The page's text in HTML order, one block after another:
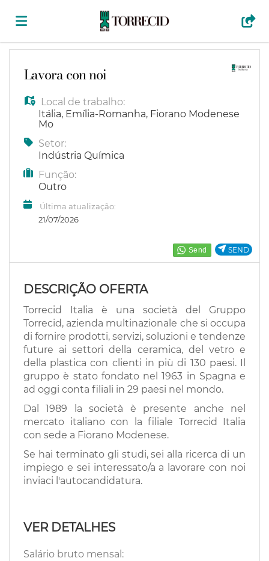
inicial
Ofertas
de
emprego
Regista-
te
Iniciar
FR
IT
DE
ES
PT
SEND
Lavora con noi
Local de trabalho:
Itália, Emília-Romanha, Fiorano Modenese
Mo
Setor:
Indústria Química
Função:
Outro
Última atualização:
21/07/2026
DESCRIÇÃO OFERTA
Torrecid Italia è una società del Gruppo
Torrecid, azienda multinazionale che si occupa
di fornire prodotti, servizi, soluzioni e tendenze
future ai settori della ceramica, del vetro e
della plastica con clienti in più di 130 paesi. Il
gruppo è stato fondato nel 1963 in Spagna e
ad oggi conta filiali in 29 paesi nel mondo.
Dal 1989 la società è presente anche nel
mercato italiano con la filiale Torrecid Italia
con sede a Fiorano Modenese.
Se hai terminato gli studi, sei alla ricerca di un
impiego e sei interessato/a a lavorare con noi
inviaci l'autocandidatura.
VER DETALHES
Salário bruto mensal: